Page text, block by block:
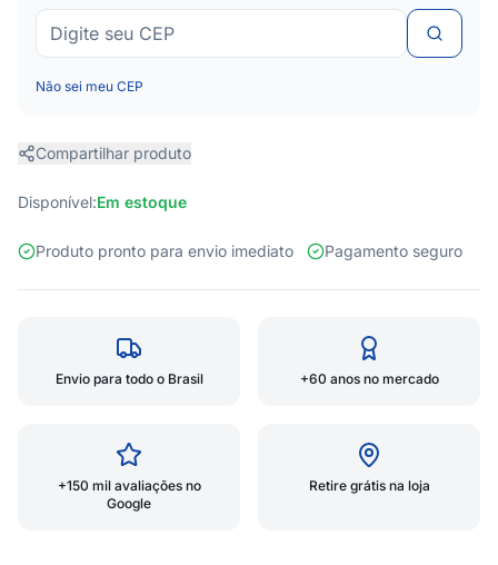
Não sei meu CEP
Compartilhar produto
Disponível:Em estoque
Produto pronto para envio imediato Pagamento seguro
Envio para todo o Brasil +60 anos no mercado
+150 mil avaliações no
Google
Retire grátis na loja